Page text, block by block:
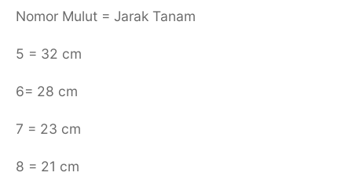
Nomor Mulut = Jarak Tanam
5 = 32 cm
6= 28 cm
7 = 23 cm
8 = 21 cm